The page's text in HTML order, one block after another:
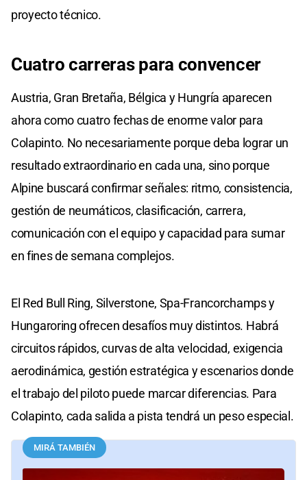
proyecto técnico.
Cuatro carreras para convencer
Austria, Gran Bretaña, Bélgica y Hungría aparecen
ahora como cuatro fechas de enorme valor para
Colapinto. No necesariamente porque deba lograr un
resultado extraordinario en cada una, sino porque
Alpine buscará confirmar señales: ritmo, consistencia,
gestión de neumáticos, clasificación, carrera,
comunicación con el equipo y capacidad para sumar
en fines de semana complejos.
El Red Bull Ring, Silverstone, Spa-Francorchamps y
Hungaroring ofrecen desafíos muy distintos. Habrá
circuitos rápidos, curvas de alta velocidad, exigencia
aerodinámica, gestión estratégica y escenarios donde
el trabajo del piloto puede marcar diferencias. Para
Colapinto, cada salida a pista tendrá un peso especial.
MIRÁ TAMBIÉN